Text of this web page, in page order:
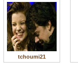
tchoumi21